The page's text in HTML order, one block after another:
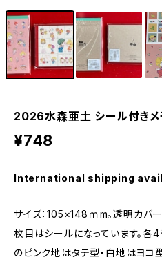
2026水森亜土 シール付きメ
¥748
International shipping
サイズ：105×148ｍm。透明カバ
枚目はシールになっています。各
のピンク地はタテ型・白地はヨコ